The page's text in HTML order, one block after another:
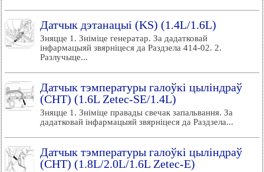
Датчык дэтанацыі (KS) (1.4L/1.6L)
Зняцце 1. Зніміце генератар. За дадатковай
інфармацыяй звярніцеся да Раздзела 414-02. 2.
Разлучыце...
Датчык тэмпературы галоўкі цыліндраў
(СНТ) (1.6L Zetec-SE/1.4L)
Зняцце 1. Зніміце правады свечак запальвання. За
дадатковай інфармацыяй звярніцеся да Раздзела...
Датчык тэмпературы галоўкі цыліндраў
(СНТ) (1.8L/2.0L/1.6L Zetec-E)